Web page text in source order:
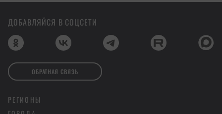
РЕГИОНЫ
ДОБАВЛЯЙСЯ В СОЦСЕТИ
ОБРАТНАЯ СВЯЗЬ